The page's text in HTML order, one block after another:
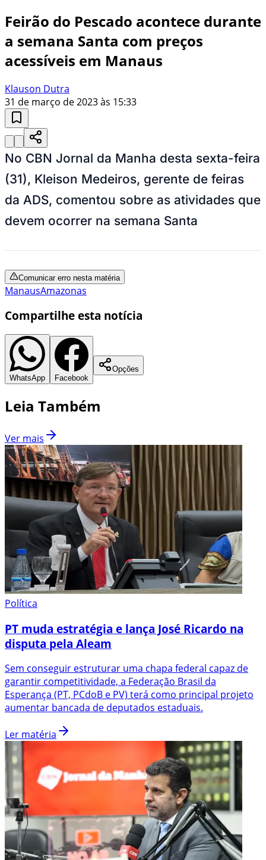
Feirão do Pescado acontece durante
a semana Santa com preços
acessíveis em Manaus
Klauson Dutra
31 de março de 2023 às 15:33
No CBN Jornal da Manha desta sexta-feira
(31), Kleison Medeiros, gerente de feiras
da ADS, comentou sobre as atividades que
devem ocorrer na semana Santa
Comunicar erro nesta matéria
ManausAmazonas
Compartilhe esta notícia
WhatsApp Facebook
Opções
Leia Também
Ver mais
Política
PT muda estratégia e lança José Ricardo na
disputa pela Aleam
Sem conseguir estruturar uma chapa federal capaz de
garantir competitividade, a Federação Brasil da
Esperança (PT, PCdoB e PV) terá como principal projeto
aumentar bancada de deputados estaduais.
Ler matéria